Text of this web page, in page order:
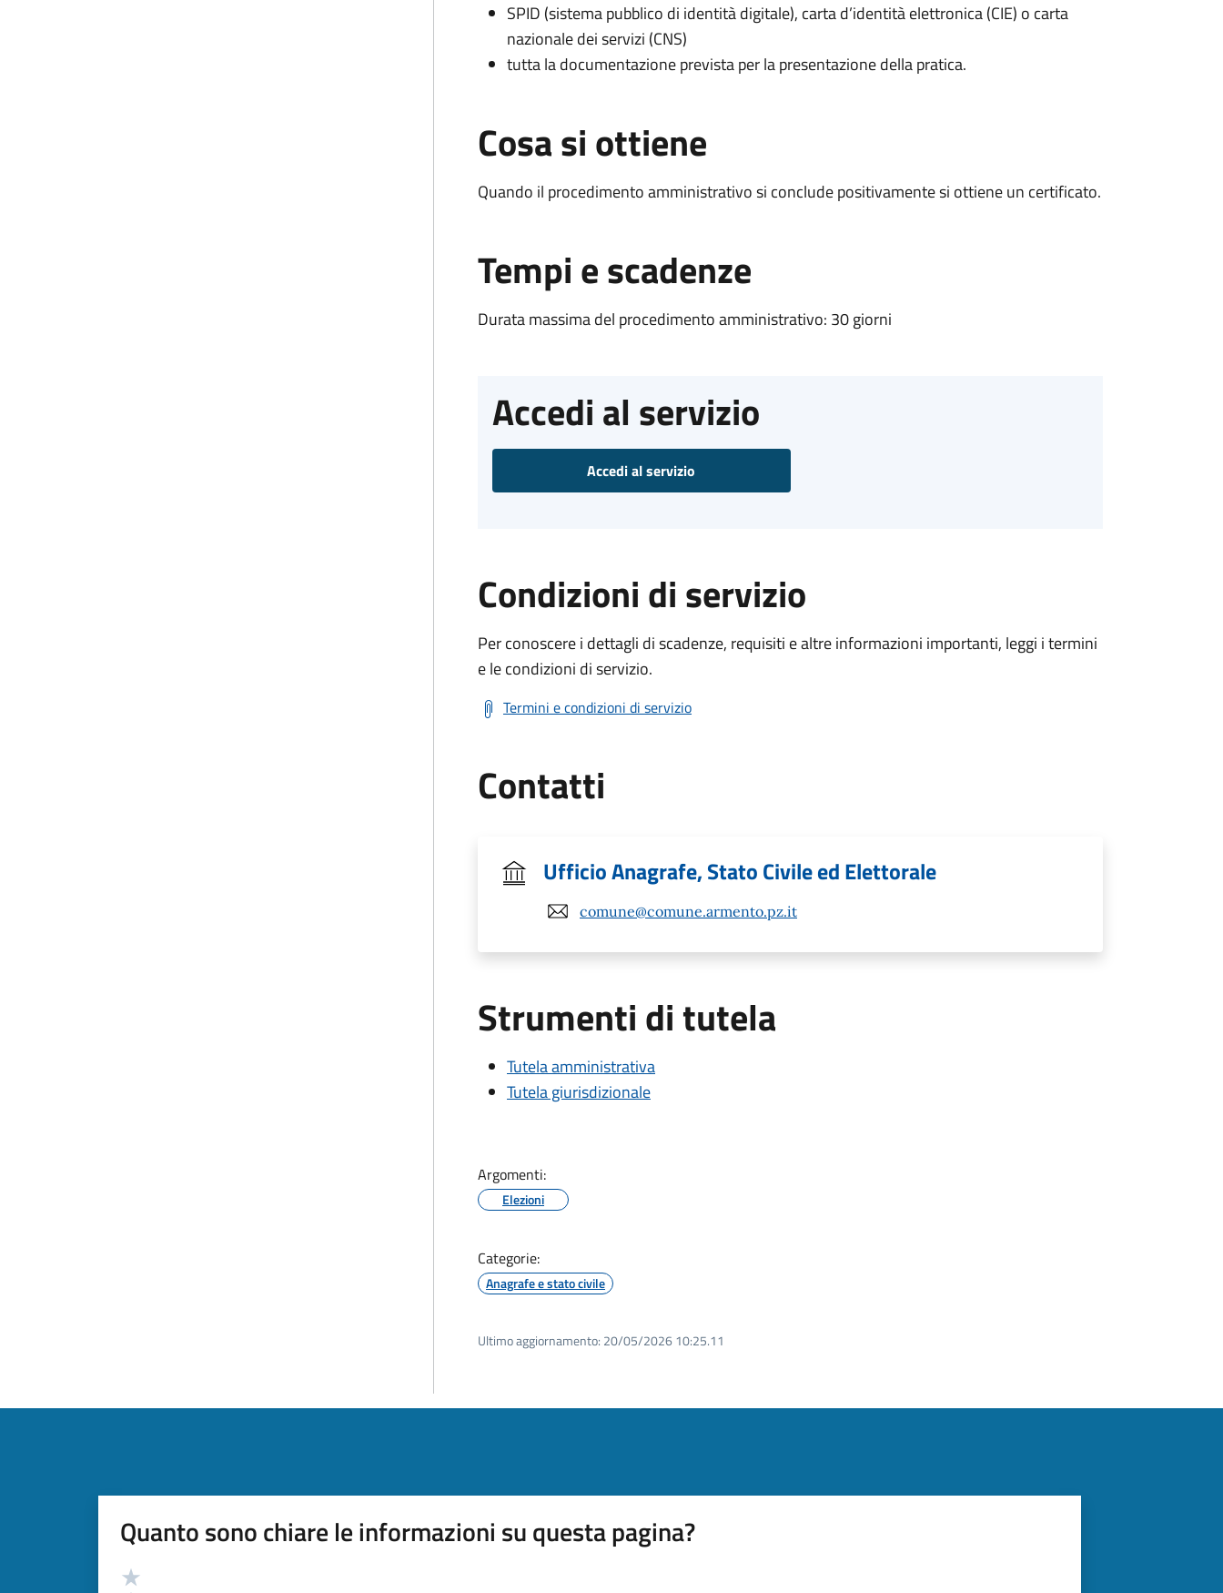
SPID (sistema pubblico di identità digitale), carta d’identità elettronica (CIE) o carta
nazionale dei servizi (CNS)
tutta la documentazione prevista per la presentazione della pratica.
Cosa si ottiene
Quando il procedimento amministrativo si conclude positivamente si ottiene un certificato.
Tempi e scadenze
Durata massima del procedimento amministrativo: 30 giorni
Accedi al servizio
Accedi al servizio
Condizioni di servizio
Per conoscere i dettagli di scadenze, requisiti e altre informazioni importanti, leggi i termini
e le condizioni di servizio.
Termini e condizioni di servizio
Contatti
Ufficio Anagrafe, Stato Civile ed Elettorale
comune@comune.armento.pz.it
Strumenti di tutela
Tutela amministrativa
Tutela giurisdizionale
Argomenti:
Elezioni
Categorie:
Anagrafe e stato civile
Ultimo aggiornamento: 20/05/2026 10:25.11
Quanto sono chiare le informazioni su questa pagina?
Valutazione